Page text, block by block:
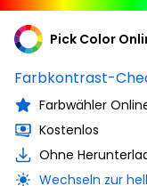
Pick Color
Farbkontrast-
Farbwähler
Kostenlos
Ohne
Wechseln zur